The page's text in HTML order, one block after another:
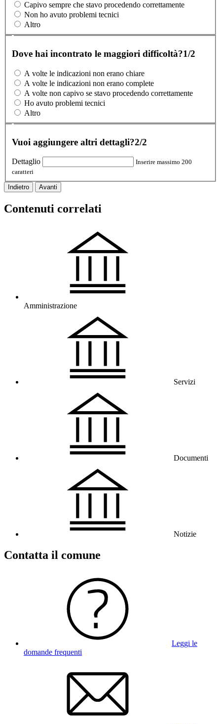
Capivo sempre che stavo procedendo correttamente
Non ho avuto problemi tecnici
Altro
Dove hai incontrato le maggiori difficoltà?1/2
A volte le indicazioni non erano chiare
A volte le indicazioni non erano complete
A volte non capivo se stavo procedendo correttamente
Ho avuto problemi tecnici
Altro
Vuoi aggiungere altri dettagli?2/2
Dettaglio
Inserire massimo 200
caratteri
Indietro Avanti
Contenuti correlati
Amministrazione
Servizi
Documenti
Notizie
Contatta il comune
Leggi le
domande frequenti